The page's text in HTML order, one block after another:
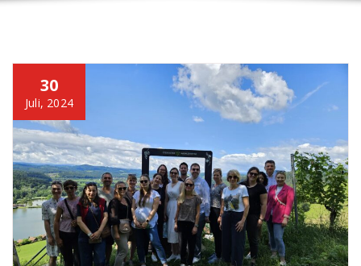
30
Juli, 2024